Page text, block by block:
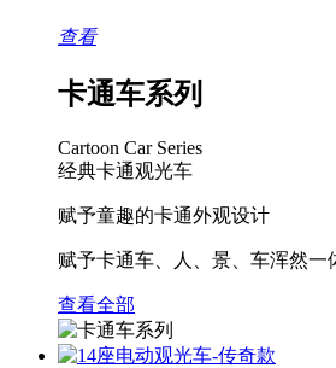
查看
卡通车系列
Cartoon Car Series
经典卡通观光车
赋予童趣的卡通外观设计
赋予卡通车、人、景、车浑然一
查看全部